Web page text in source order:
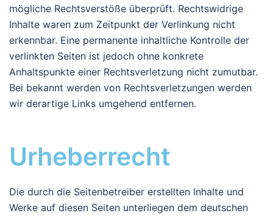
mögliche Rechtsverstöße überprüft. Rechtswidrige
Inhalte waren zum Zeitpunkt der Verlinkung nicht
erkennbar. Eine permanente inhaltliche Kontrolle der
verlinkten Seiten ist jedoch ohne konkrete
Anhaltspunkte einer Rechtsverletzung nicht zumutbar.
Bei bekannt werden von Rechtsverletzungen werden
wir derartige Links umgehend entfernen.
Urheberrecht
Die durch die Seitenbetreiber erstellten Inhalte und
Werke auf diesen Seiten unterliegen dem deutschen